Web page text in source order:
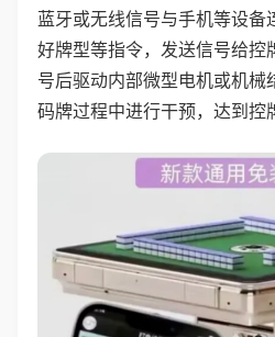
蓝牙或无线信号与手机等设备
好牌型等指令，发送信号给控
号后驱动内部微型电机或机械
码牌过程中进行干预，达到控